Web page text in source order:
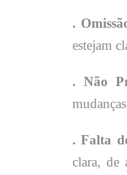
.
estejam
. Não
. Falta
clara, de